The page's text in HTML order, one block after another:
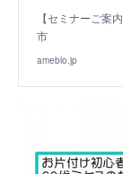
【セミナーご案
市
ameblo.jp